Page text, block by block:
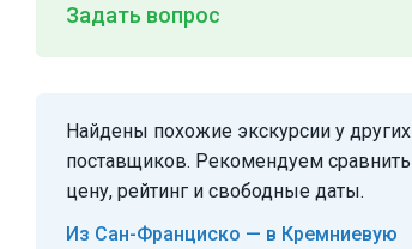
Задать вопрос
Найдены похожие экскурсии у других
поставщиков. Рекомендуем сравнить
цену, рейтинг и свободные даты.
Из Сан-Франциско — в Кремниевую